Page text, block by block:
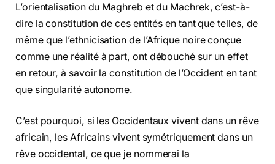
L’orientalisation du Maghreb et du Machrek, c’est-à-
dire la constitution de ces entités en tant que telles, de
même que l’ethnicisation de l’Afrique noire conçue
comme une réalité à part, ont débouché sur un effet
en retour, à savoir la constitution de l’Occident en tant
que singularité autonome.
C’est pourquoi, si les Occidentaux vivent dans un rêve
africain, les Africains vivent symétriquement dans un
rêve occidental, ce que je nommerai la